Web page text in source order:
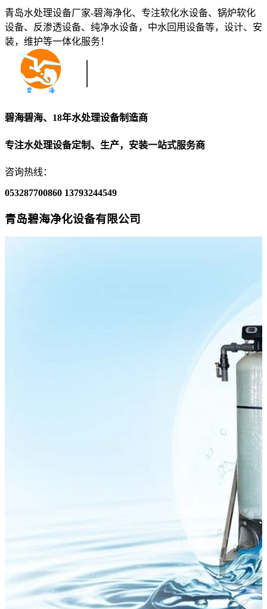
青岛水处理设备厂家-碧海净化、专注软化水设备、锅炉软化
设备、反渗透设备、纯净水设备，中水回用设备等，设计、安
装，维护等一体化服务！
碧海碧海、18年水处理设备制造商
专注水处理设备定制、生产，安装一站式服务商
咨询热线：
053287700860 13793244549
青岛碧海净化设备有限公司